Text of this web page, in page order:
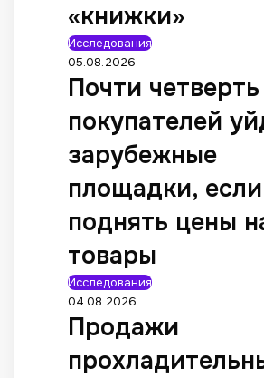
«книжки»
Исследования
05.08.2026
Почти четверть
покупателей
зарубежные
площадки, если
поднять цены
товары
Исследования
04.08.2026
Продажи